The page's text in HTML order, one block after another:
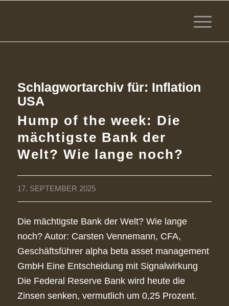
Schlagwortarchiv für: Inflation
USA
Hump of the week: Die
mächtigste Bank der
Welt? Wie lange noch?
17. SEPTEMBER 2025
Die mächtigste Bank der Welt? Wie lange
noch? Autor: Carsten Vennemann, CFA,
Geschäftsführer alpha beta asset management
GmbH Eine Entscheidung mit Signalwirkung
Die Federal Reserve Bank wird heute die
Zinsen senken, vermutlich um 0,25 Prozent.